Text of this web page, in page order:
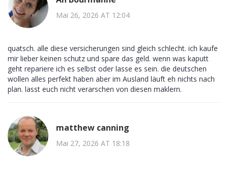
Mai 26, 2026 AT 12:04
quatsch. alle diese versicherungen sind gleich schlecht. ich kaufe
mir lieber keinen schutz und spare das geld. wenn was kaputt
geht repariere ich es selbst oder lasse es sein. die deutschen
wollen alles perfekt haben aber im Ausland läuft eh nichts nach
plan. lasst euch nicht verarschen von diesen maklern.
matthew canning
Mai 27, 2026 AT 18:18